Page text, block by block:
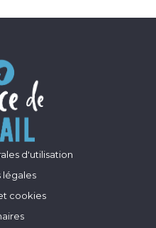
d'utilisation
légales
cookies